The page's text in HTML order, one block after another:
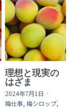
理想と現実の
はざま
2024年7月1日 ·
梅仕事, 梅シロップ,